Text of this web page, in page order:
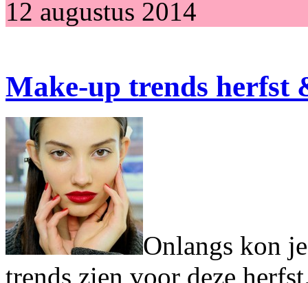
12 augustus 2014
Make-up trends herfst
Onlangs kon
trends zien voor deze